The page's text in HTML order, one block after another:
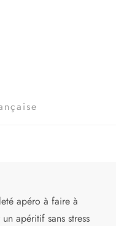
apéro à faire à
apéritif sans stress